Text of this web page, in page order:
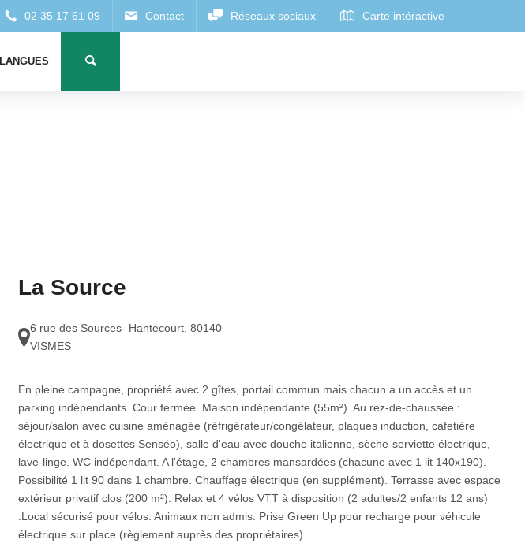
LANGUES
La Source
6 rue des Sources- Hantecourt 80140
VISMES
En pleine campagne, propriété avec 2 gîtes, portail commun mais chacun a un accès et un
parking indépendants. Cour fermée. Maison indépendante (55m²). Au rez-de-chaussée :
séjour/salon avec cuisine aménagée (réfrigérateur/congélateur, plaques induction, cafetière
électrique et à dosettes Senséo), salle d'eau avec douche italienne, sèche-serviette électrique,
lave-linge. WC indépendant. A l'étage, 2 chambres mansardées (chacune avec 1 lit 140x190).
Possibilité 1 lit 90 dans 1 chambre. Chauffage électrique (en supplément). Terrasse avec espace
extérieur privatif clos (200 m²). Relax et 4 vélos VTT à disposition (2 adultes/2 enfants 12 ans)
.Local sécurisé pour vélos. Animaux non admis. Prise Green Up pour recharge pour véhicule
électrique sur place (règlement auprès des propriétaires).